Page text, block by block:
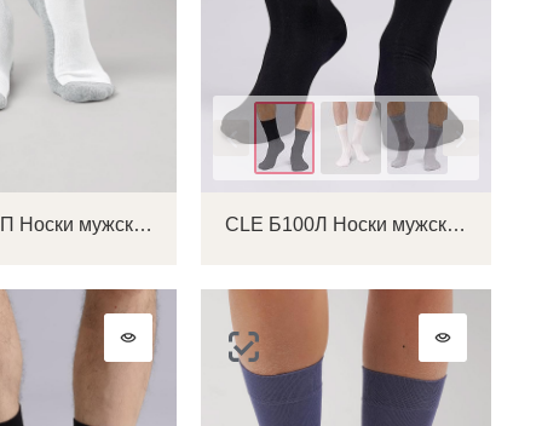
CLE S313П Носки мужские
Цвет
CLE Б100Л Носки мужские